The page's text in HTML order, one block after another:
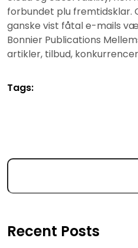
forbundet plu fremtidsklar.
ganske vist fåtal e-mails
Bonnier Publications
artikler, tilbud,
Tags:
Recent Posts